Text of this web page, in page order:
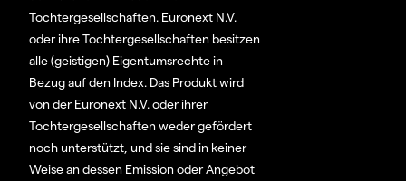
Tochtergesellschaften. Euronext N.V.
oder ihre Tochtergesellschaften besitzen
alle (geistigen) Eigentumsrechte in
Bezug auf den Index. Das Produkt wird
von der Euronext N.V. oder ihrer
Tochtergesellschaften weder gefördert
noch unterstützt, und sie sind in keiner
Weise an dessen Emission oder Angebot